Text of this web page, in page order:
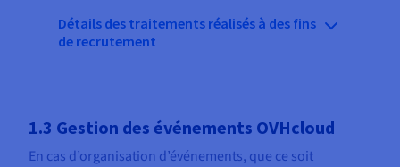
Détails des traitements réalisés à des fins
de recrutement
1.3 Gestion des événements OVHcloud
En cas d’organisation d’événements, que ce soit